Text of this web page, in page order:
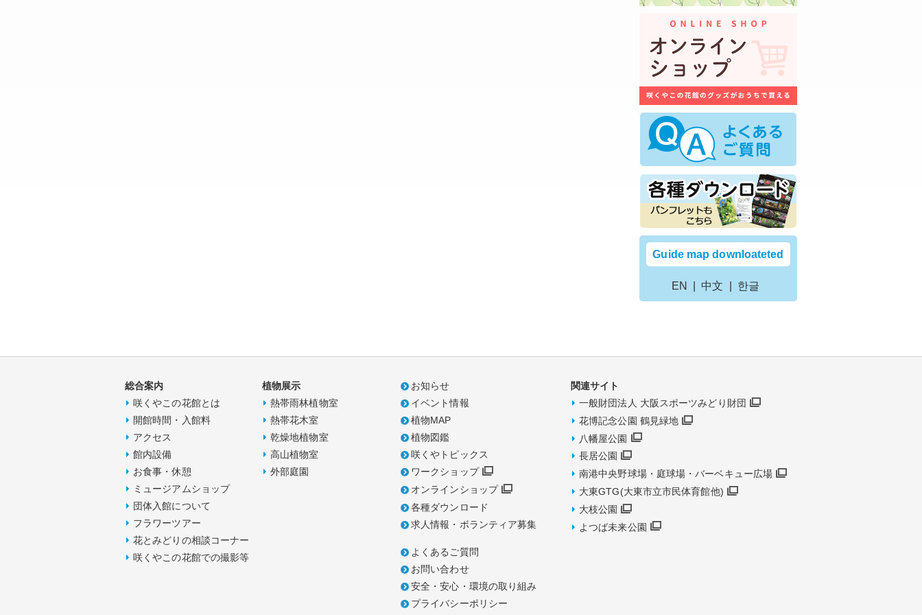
Guide map downloateted
EN 中文 한글
総合案内
咲くやこの花館とは
開館時間・入館料
アクセス
館内設備
お食事・休憩
ミュージアムショップ
団体入館について
フラワーツアー
花とみどりの相談コーナー
咲くやこの花館での撮影等
植物展示
熱帯雨林植物室
熱帯花木室
乾燥地植物室
高山植物室
外部庭園
お知らせ
イベント情報
植物MAP
植物図鑑
咲くやトピックス
ワークショップ
オンラインショップ
各種ダウンロード
求人情報・ボランティア募集
よくあるご質問
お問い合わせ
安全・安心・環境の取り組み
プライバシーポリシー
関連サイト
一般財団法人 大阪スポーツみどり財団
花博記念公園 鶴見緑地
八幡屋公園
長居公園
南港中央野球場・庭球場・バーベキュー広場
大東GTG(大東市立市民体育館他)
大枝公園
よつば未来公園